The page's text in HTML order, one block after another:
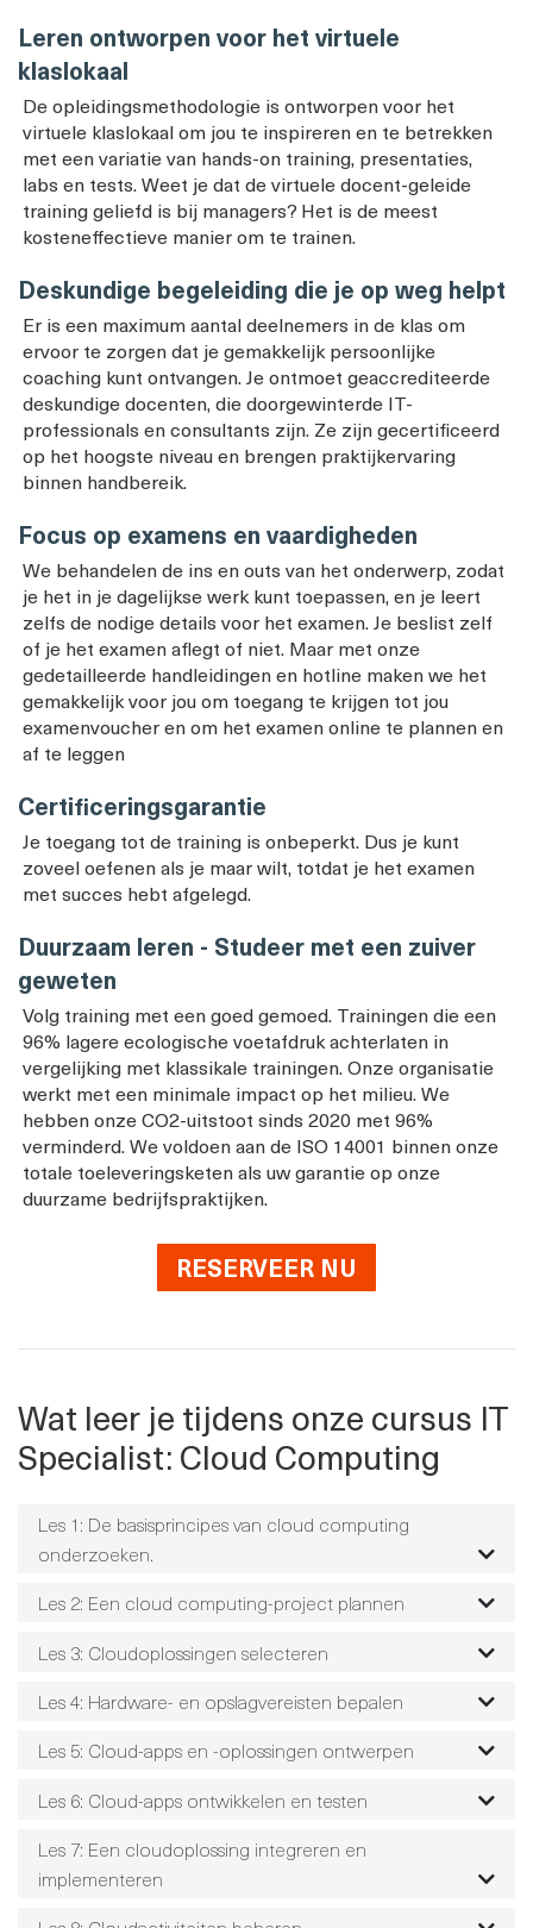
Leren ontworpen voor het virtuele
klaslokaal
De opleidingsmethodologie is ontworpen voor het
virtuele klaslokaal om jou te inspireren en te betrekken
met een variatie van hands-on training, presentaties,
labs en tests. Weet je dat de virtuele docent-geleide
training geliefd is bij managers? Het is de meest
kosteneffectieve manier om te trainen.
Deskundige begeleiding die je op weg helpt
Er is een maximum aantal deelnemers in de klas om
ervoor te zorgen dat je gemakkelijk persoonlijke
coaching kunt ontvangen. Je ontmoet geaccrediteerde
deskundige docenten, die doorgewinterde IT-
professionals en consultants zijn. Ze zijn gecertificeerd
op het hoogste niveau en brengen praktijkervaring
binnen handbereik.
Focus op examens en vaardigheden
We behandelen de ins en outs van het onderwerp, zodat
je het in je dagelijkse werk kunt toepassen, en je leert
zelfs de nodige details voor het examen. Je beslist zelf
of je het examen aflegt of niet. Maar met onze
gedetailleerde handleidingen en hotline maken we het
gemakkelijk voor jou om toegang te krijgen tot jou
examenvoucher en om het examen online te plannen en
af te leggen
Certificeringsgarantie
Je toegang tot de training is onbeperkt. Dus je kunt
zoveel oefenen als je maar wilt, totdat je het examen
met succes hebt afgelegd.
Duurzaam leren - Studeer met een zuiver
geweten
Volg training met een goed gemoed. Trainingen die een
96% lagere ecologische voetafdruk achterlaten in
vergelijking met klassikale trainingen. Onze organisatie
werkt met een minimale impact op het milieu. We
hebben onze CO2-uitstoot sinds 2020 met 96%
verminderd. We voldoen aan de ISO 14001 binnen onze
totale toeleveringsketen als uw garantie op onze
duurzame bedrijfspraktijken.
RESERVEER NU
Wat leer je tijdens onze cursus IT
Specialist: Cloud Computing
Les 1: De basisprincipes van cloud computing
onderzoeken.
Les 2: Een cloud computing-project plannen
Les 3: Cloudoplossingen selecteren
Les 4: Hardware- en opslagvereisten bepalen
Les 5: Cloud-apps en -oplossingen ontwerpen
Les 6: Cloud-apps ontwikkelen en testen
Les 7: Een cloudoplossing integreren en
implementeren